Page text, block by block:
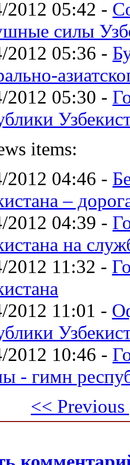
2012 05:42 -
силы
2012 05:36 -
2012 05:30 -
items:
2012 04:46 -
–
2012 04:39 -
на
2012 11:32 -
2012 11:01 -
2012 10:46 -
- гимн
<< Previous